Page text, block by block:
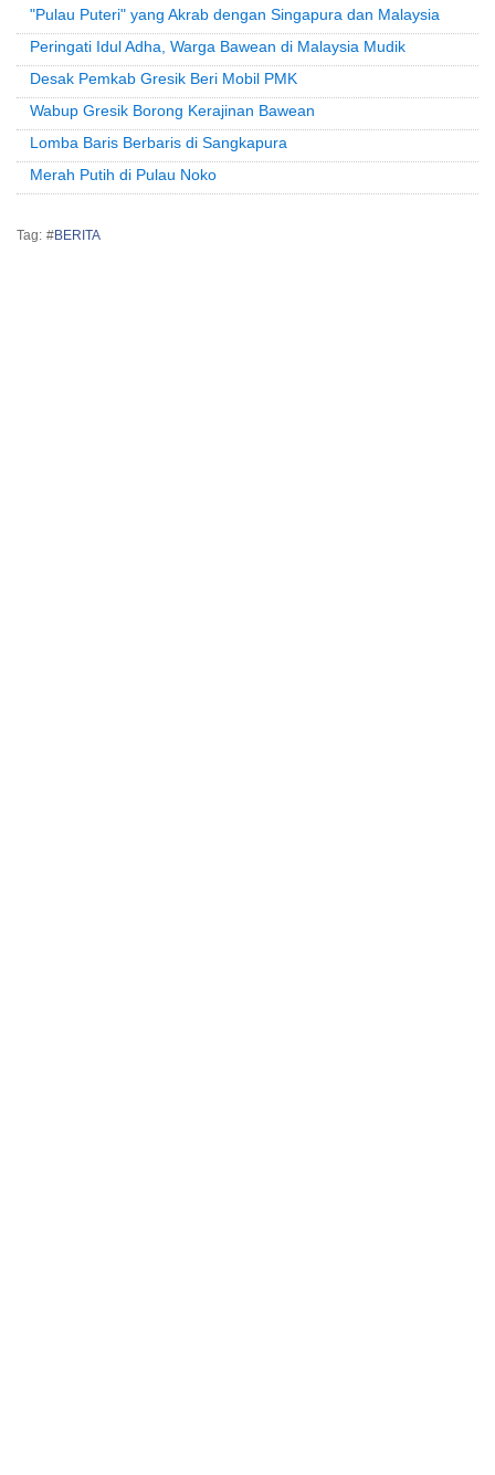
"Pulau Puteri" yang Akrab dengan Singapura dan Malaysia
Peringati Idul Adha, Warga Bawean di Malaysia Mudik
Desak Pemkab Gresik Beri Mobil PMK
Wabup Gresik Borong Kerajinan Bawean
Lomba Baris Berbaris di Sangkapura
Merah Putih di Pulau Noko
Tag: #BERITA